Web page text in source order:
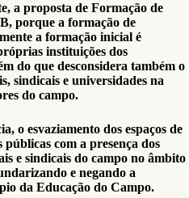
a proposta de Formação de
porque a formação de
a formação inicial é
instituições dos
do que desconsidera também o
sindicais e universidades na
do campo.
o esvaziamento dos espaços de
com a presença dos
e sindicais do campo no âmbito
e negando a
da Educação do Campo.